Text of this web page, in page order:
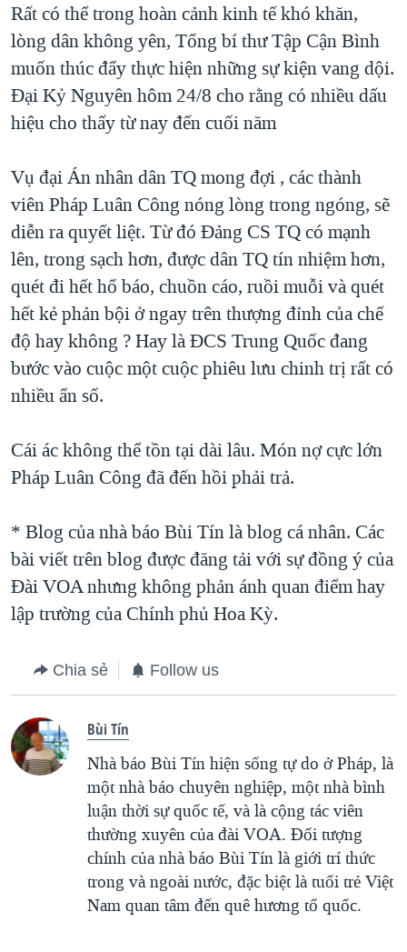
Rất có thể trong hoàn cảnh kinh tế khó khăn,
lòng dân không yên, Tổng bí thư Tập Cận Bình
muốn thúc đẩy thực hiện những sự kiện vang dội.
Đại Kỷ Nguyên hôm 24/8 cho rằng có nhiều dấu
hiệu cho thấy từ nay đến cuối năm
Vụ đại Án nhân dân TQ mong đợi , các thành
viên Pháp Luân Công nóng lòng trong ngóng, sẽ
diễn ra quyết liệt. Từ đó Đảng CS TQ có mạnh
lên, trong sạch hơn, được dân TQ tín nhiệm hơn,
quét đi hết hổ báo, chuồn cáo, ruồi muỗi và quét
hết kẻ phản bội ở ngay trên thượng đỉnh của chế
độ hay không ? Hay là ĐCS Trung Quốc đang
bước vào cuộc một cuộc phiêu lưu chinh trị rất có
nhiều ẩn số.
Cái ác không thể tồn tại dài lâu. Món nợ cực lớn
Pháp Luân Công đã đến hồi phải trả.
* Blog của nhà báo Bùi Tín là blog cá nhân. Các
bài viết trên blog được đăng tải với sự đồng ý của
Ðài VOA nhưng không phản ánh quan điểm hay
lập trường của Chính phủ Hoa Kỳ.
Chia sẻ Follow us
Bùi Tín
Nhà báo Bùi Tín hiện sống tự do ở Pháp, là
một nhà báo chuyên nghiệp, một nhà bình
luận thời sự quốc tế, và là cộng tác viên
thường xuyên của đài VOA. Ðối tượng
chính của nhà báo Bùi Tín là giới trí thức
trong và ngoài nước, đặc biệt là tuổi trẻ Việt
Nam quan tâm đến quê hương tổ quốc.